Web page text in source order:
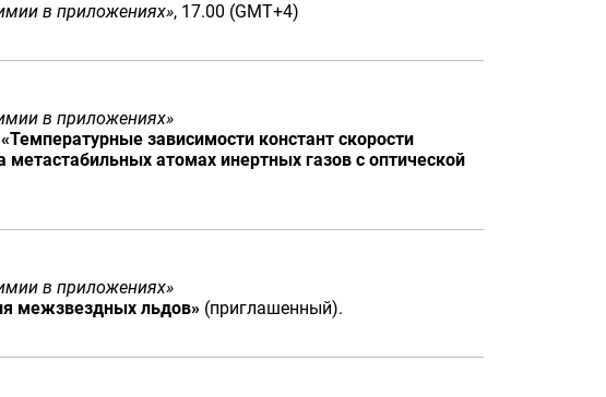
в приложениях», 17.00 (GMT+4)
в приложениях»
«Температурные зависимости констант скорости
атомах инертных газов с оптической
в приложениях»
межзвездных льдов» (приглашенный).